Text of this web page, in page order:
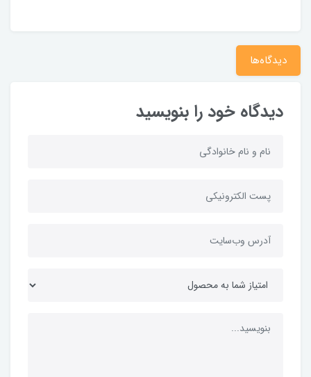
دیدگاه‌ها
دیدگاه خود را بنویسید